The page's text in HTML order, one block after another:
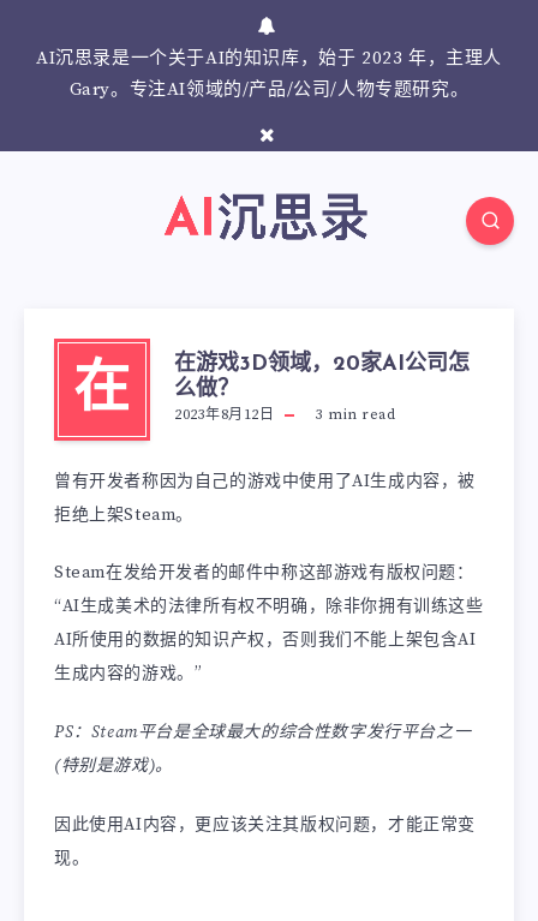
AI沉思录是一个关于AI的知识库，始于 2023 年，主理人
Gary。专注AI领域的/产品/公司/人物专题研究。
在
在游戏3D领域，20家AI公司怎
么做？
2023年8月12日 3 min read
曾有开发者称因为自己的游戏中使用了AI生成内容，被
拒绝上架Steam。
Steam在发给开发者的邮件中称这部游戏有版权问题：
“AI生成美术的法律所有权不明确，除非你拥有训练这些
AI所使用的数据的知识产权，否则我们不能上架包含AI
生成内容的游戏。”
PS：Steam平台是全球最大的综合性数字发行平台之一
(特别是游戏)。
因此使用AI内容，更应该关注其版权问题，才能正常变
现。